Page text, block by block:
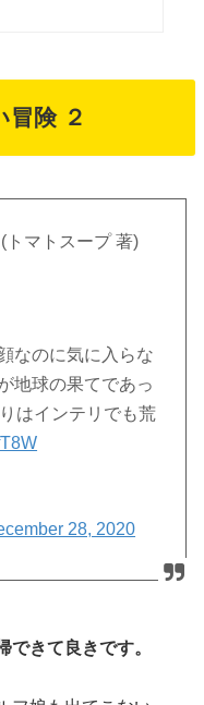
冒険 ２
トマトスープ 著)
なのに気に入らな
地球の果てであっ
はインテリでも荒
28, 2020
できて良きです。